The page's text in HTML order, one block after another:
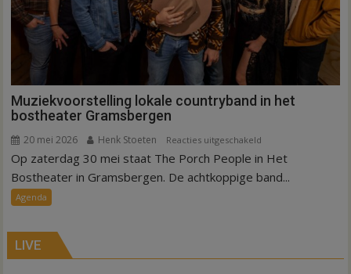
Muziekvoorstelling lokale countryband in het
bostheater Gramsbergen
20 mei 2026 Henk Stoeten Reacties uitgeschakeld
Muziekvoorstelling
lokale
Gramsbergen
Op zaterdag 30 mei staat The Porch People in Het
Bostheater in Gramsbergen. De achtkoppige band...
Agenda
LIVE